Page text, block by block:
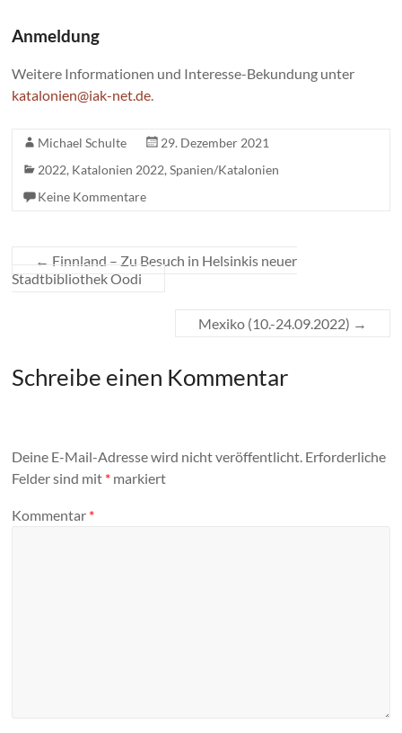
Anmeldung
Weitere Informationen und Interesse-Bekundung unter
katalonien@iak-net.de.
Michael Schulte
29. Dezember 2021
2022, Katalonien 2022,Spanien/Katalonien
Keine Kommentare
← Finnland – Zu Besuch in Helsinkis neuer
Stadtbibliothek Oodi
Mexiko (10.-24.09.2022) →
Schreibe einen Kommentar
Deine E-Mail-Adresse wird nicht veröffentlicht. Erforderliche
Felder sind mit * markiert
Kommentar *